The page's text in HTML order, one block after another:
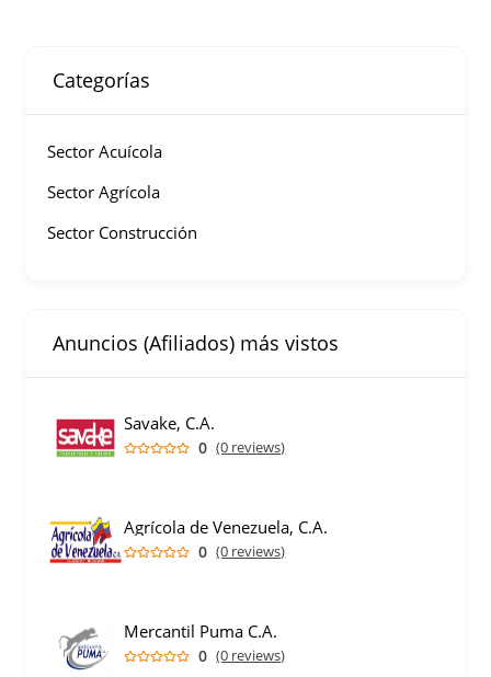
Categorías
Sector Acuícola
Sector Agrícola
Sector Construcción
Anuncios (Afiliados) más vistos
Savake, C.A.
0 (0 reviews)
Agrícola de Venezuela, C.A.
0 (0 reviews)
Mercantil Puma C.A.
0 (0 reviews)